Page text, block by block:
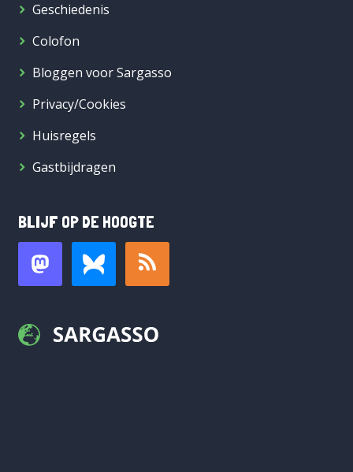
Geschiedenis
Colofon
Bloggen voor Sargasso
Privacy/Cookies
Huisregels
Gastbijdragen
BLIJF OP DE HOOGTE